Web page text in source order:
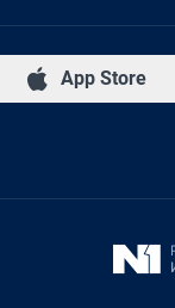
App Store